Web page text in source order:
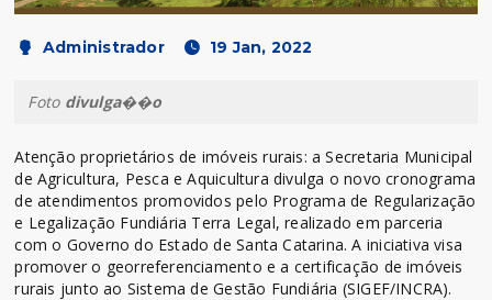
Administrador 19 Jan, 2022
Foto divulga��o
Atenção proprietários de imóveis rurais: a Secretaria Municipal
de Agricultura, Pesca e Aquicultura divulga o novo cronograma
de atendimentos promovidos pelo Programa de Regularização
e Legalização Fundiária Terra Legal, realizado em parceria
com o Governo do Estado de Santa Catarina. A iniciativa visa
promover o georreferenciamento e a certificação de imóveis
rurais junto ao Sistema de Gestão Fundiária (SIGEF/INCRA).